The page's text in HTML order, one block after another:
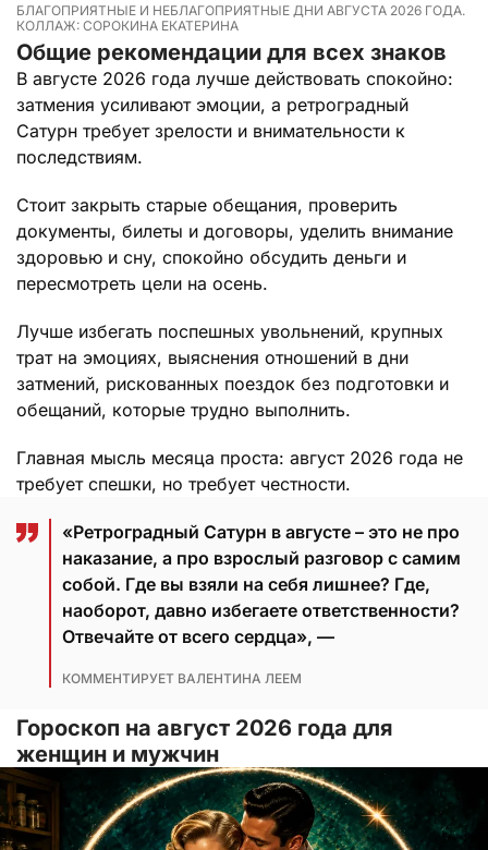
БЛАГОПРИЯТНЫЕ И НЕБЛАГОПРИЯТНЫЕ ДНИ АВГУСТА 2026 ГОДА.
КОЛЛАЖ: СОРОКИНА ЕКАТЕРИНА
Общие рекомендации для всех знаков
В августе 2026 года лучше действовать спокойно:
затмения усиливают эмоции, а ретроградный
Сатурн требует зрелости и внимательности к
последствиям.
Стоит закрыть старые обещания, проверить
документы, билеты и договоры, уделить внимание
здоровью и сну, спокойно обсудить деньги и
пересмотреть цели на осень.
Лучше избегать поспешных увольнений, крупных
трат на эмоциях, выяснения отношений в дни
затмений, рискованных поездок без подготовки и
обещаний, которые трудно выполнить.
Главная мысль месяца проста: август 2026 года не
требует спешки, но требует честности.
«Ретроградный Сатурн в августе – это не про
наказание, а про взрослый разговор с самим
собой. Где вы взяли на себя лишнее? Где,
наоборот, давно избегаете ответственности?
Отвечайте от всего сердца», —
КОММЕНТИРУЕТ ВАЛЕНТИНА ЛЕЕМ
Гороскоп на август 2026 года для
женщин и мужчин